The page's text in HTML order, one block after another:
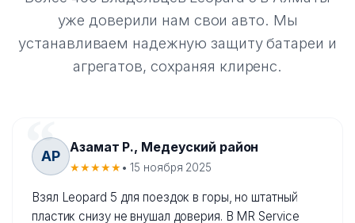
уже доверили нам свои авто. Мы
устанавливаем надежную защиту батареи и
агрегатов, сохраняя клиренс.
АР
Азамат Р., Медеуский район
★★★★★• 15 ноября 2025
Взял Leopard 5 для поездок в горы, но штатный
пластик снизу не внушал доверия. В MR Service